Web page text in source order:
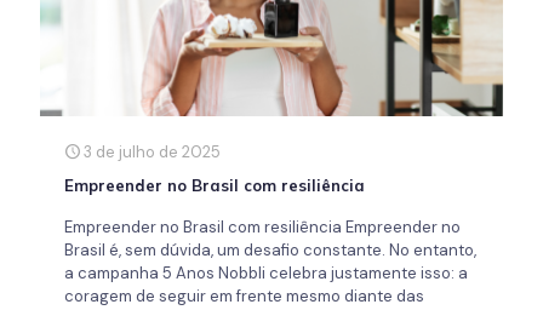
3 de julho de 2025
Empreender no Brasil com resiliência
Empreender no Brasil com resiliência Empreender no
Brasil é, sem dúvida, um desafio constante. No entanto,
a campanha 5 Anos Nobbli celebra justamente isso: a
coragem de seguir em frente mesmo diante das